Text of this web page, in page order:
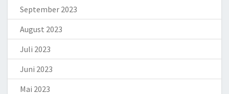
September 2023
August 2023
Juli 2023
Juni 2023
Mai 2023